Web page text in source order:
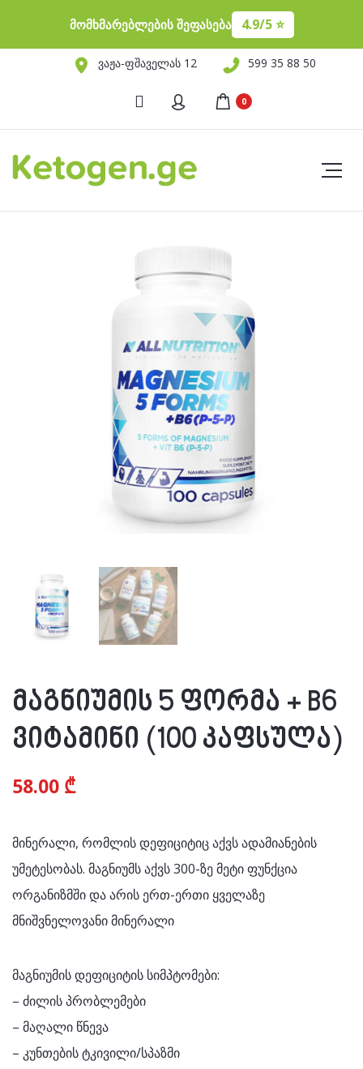
მომხმარებლების შეფასება 4.9/5 ⭐️
ვაჟა-ფშაველას 12 599 35 88 50
0
მაგნიუმის 5 ფორმა + B6
ვიტამინი (100 კაფსულა)
58.00 ₾
მინერალი, რომლის დეფიციტიც აქვს ადამიანების
უმეტესობას. მაგნიუმს აქვს 300-ზე მეტი ფუნქცია
ორგანიზმში და არის ერთ-ერთი ყველაზე
მნიშვნელოვანი მინერალი
მაგნიუმის დეფიციტის სიმპტომები:
– ძილის პრობლემები
– მაღალი წნევა
– კუნთების ტკივილი/სპაზმი